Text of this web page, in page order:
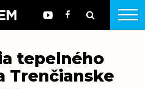
tepelného
Trenčianske